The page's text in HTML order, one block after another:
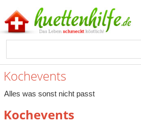
Kochevents
Alles was sonst nicht passt
Kochevents